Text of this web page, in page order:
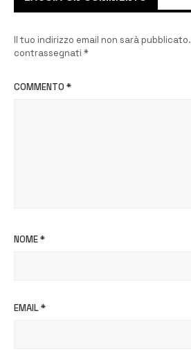
Il tuo indirizzo email non sarà pubblicato.
contrassegnati *
COMMENTO *
NOME*
EMAIL*